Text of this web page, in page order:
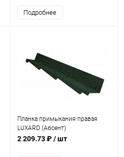
Подробнее
Планка примыкания правая
LUXARD (Абсент)
2 209.73 ₽/ шт